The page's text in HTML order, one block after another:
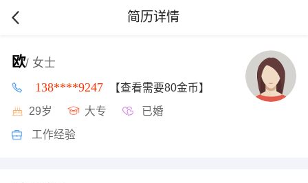
简历详情
欧/ 女士
138****9247 【查看需要80金币】
29岁 大专 已婚
工作经验